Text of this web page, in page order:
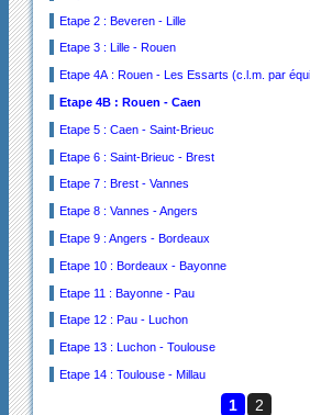
Etape 2 : Beveren - Lille
Etape 3 : Lille - Rouen
Etape 4A : Rouen - Les Essarts (c.l.m. par
Etape 4B : Rouen - Caen
Etape 5 : Caen - Saint-Brieuc
Etape 6 : Saint-Brieuc - Brest
Etape 7 : Brest - Vannes
Etape 8 : Vannes - Angers
Etape 9 : Angers - Bordeaux
Etape 10 : Bordeaux - Bayonne
Etape 11 : Bayonne - Pau
Etape 12 : Pau - Luchon
Etape 13 : Luchon - Toulouse
Etape 14 : Toulouse - Millau
1 2